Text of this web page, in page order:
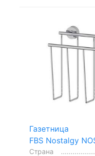
Газетница
FBS Nostalgy
Страна